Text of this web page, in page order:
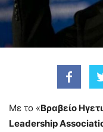
Με το «Βραβείο
Leadership